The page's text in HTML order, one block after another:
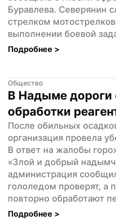
Буравлева. Северянин
стрелком
выполнении боевой
Подробнее >
Общество
В Надыме дороги
обработки
После обильных
организация провела
В ответ на жалобы
«Злой и добрый
администрация
гололедом проверят, а
повторно обработают
Подробнее >